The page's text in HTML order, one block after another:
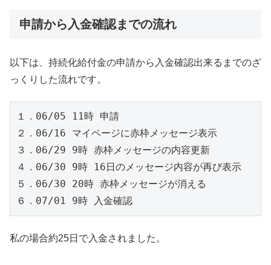
申請から入金確認までの流れ
以下は、持続化給付金の申請から入金確認出来るまでのざ
っくりした流れです。
１．06/05 11時 申請
２．06/16 マイページに赤枠メッセージ表示
３．06/29 9時 赤枠メッセージの内容更新
４．06/30 9時 16日のメッセージ内容が再び表示
５．06/30 20時 赤枠メッセージが消える
６．07/01 9時 入金確認
私の場合約25日で入金されました。